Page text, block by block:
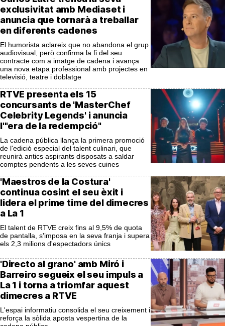
exclusivitat amb Mediaset i
anuncia que tornarà a treballar
en diferents cadenes
El humorista aclareix que no abandona el grup
audiovisual, però confirma la fi del seu
contracte com a imatge de cadena i avança
una nova etapa professional amb projectes en
televisió, teatre i doblatge
RTVE presenta els 15
concursants de 'MasterChef
Celebrity Legends' i anuncia
l'"era de la redempció"
La cadena pública llança la primera promoció
de l'edició especial del talent culinari, que
reunirà antics aspirants disposats a saldar
comptes pendents a les seves cuines
'Maestros de la Costura'
continua cosint el seu èxit i
lidera el prime time del dimecres
a La 1
El talent de RTVE creix fins al 9,5% de quota
de pantalla, s'imposa en la seva franja i supera
els 2,3 milions d'espectadors únics
'Directo al grano' amb Miró i
Barreiro segueix el seu impuls a
La 1 i torna a triomfar aquest
dimecres a RTVE
L'espai informatiu consolida el seu creixement i
reforça la sòlida aposta vespertina de la